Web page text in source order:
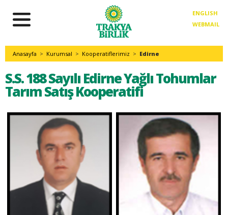
ENGLISH
WEBMAIL
Anasayfa > Kurumsal > Kooperatiflerimiz > Edirne
S.S. 188 Sayılı Edirne Yağlı Tohumlar
Tarım Satış Kooperatifi